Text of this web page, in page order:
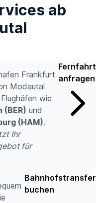
ab
Frankfurt
Modautal
wie
(BER) und
(HAM).
Ihr
für
Fernfahrt
anfragen
Bahnhofstransfer
buchen